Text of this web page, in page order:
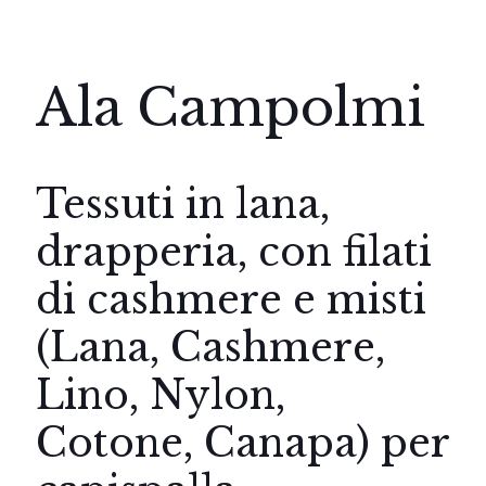
Ala Campolmi
Tessuti in lana,
drapperia, con filati
di cashmere e misti
(Lana, Cashmere,
Lino, Nylon,
Cotone, Canapa) per